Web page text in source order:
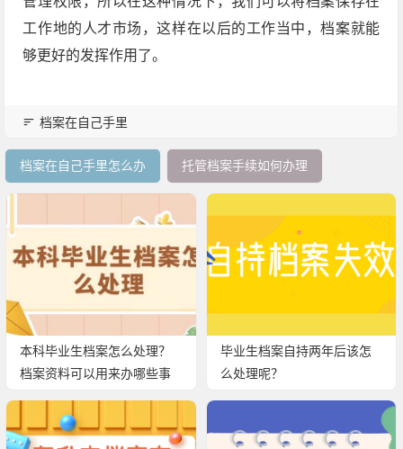
工作地的人才市场，这样在以后的工作当中，档案就能
够更好的发挥作用了。
档案在自己手里
档案在自己手里怎么办 托管档案手续如何办理
本科毕业生档案怎么处理？
档案资料可以用来办哪些事
毕业生档案自持两年后该怎
么处理呢？